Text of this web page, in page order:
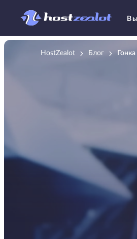
HostZealot Блог